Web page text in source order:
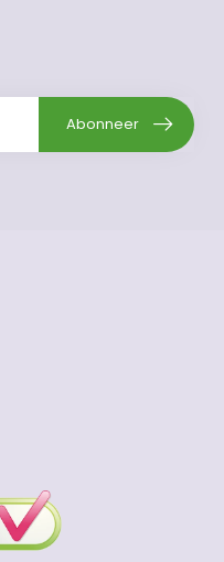
Abonneer